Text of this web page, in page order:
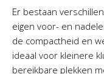
Er bestaan
eigen voor- en
de compactheid en
ideaal voor kleinere
bereikbare plekken